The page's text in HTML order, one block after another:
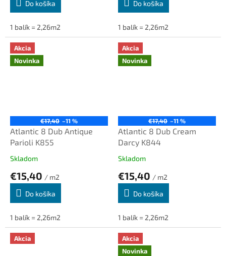
Do košíka
1 balík = 2,26m2
Do košíka
1 balík = 2,26m2
Akcia
Novinka
€17,40 –11 %
Atlantic 8 Dub Antique
Parioli K855
Skladom
€15,40 / m2
Do košíka
1 balík = 2,26m2
Akcia
Novinka
€17,40 –11 %
Atlantic 8 Dub Cream
Darcy K844
Skladom
€15,40 / m2
Do košíka
1 balík = 2,26m2
Akcia
Akcia
Novinka